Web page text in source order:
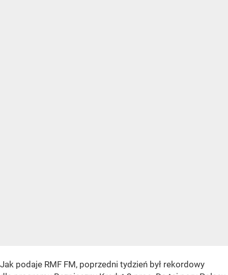
Jak podaje RMF FM, poprzedni tydzień był rekordowy